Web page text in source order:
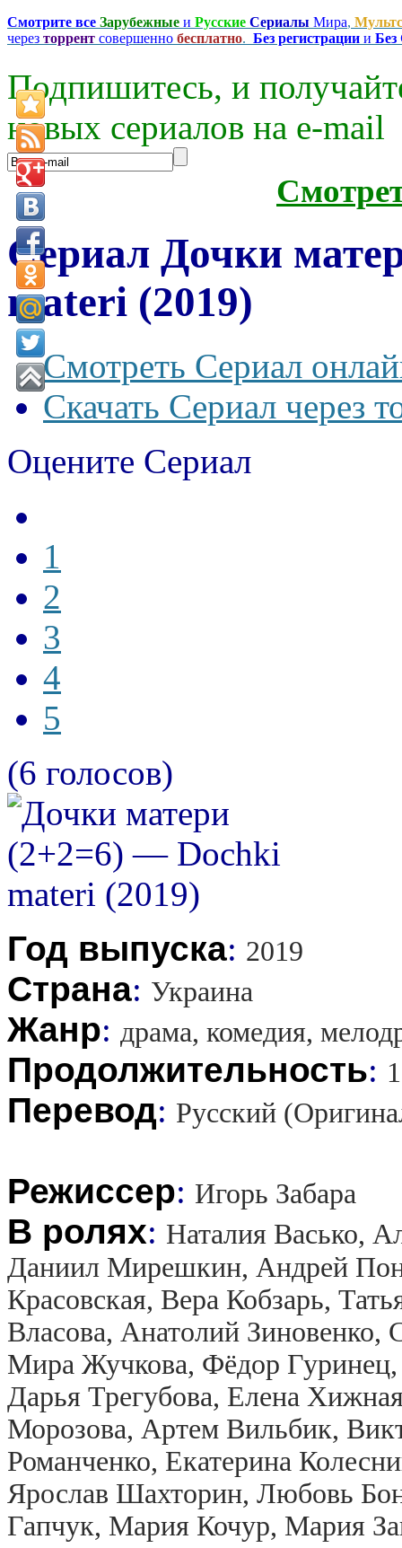
Смотрите все Зарубежные и Русские Сериалы Мира,
через торрент совершенно бесплатно. Без регистрации и
Подпишитесь, и
новых сериалов на e-mаil
Сериал Дочки
materi (2019)
Смотреть Сериал
Скачать Сериал через
Оцените Сериал
1
2
3
4
5
(6 голосов)
Год выпуска: 2019
Страна: Украина
Жанр: драма, комедия,
Продолжительность:
Перевод: Русский
Режиссер: Игорь Забара
В ролях: Наталия Васько,
Даниил Мирешкин, Андрей
Красовская, Вера Кобзарь,
Власова, Анатолий
Мира Жучкова, Фёдор
Дарья Трегубова, Елена
Морозова, Артем Вильбик,
Романченко, Екатерина
Ярослав Шахторин, Любовь
Гапчук, Мария Кочур, Мария